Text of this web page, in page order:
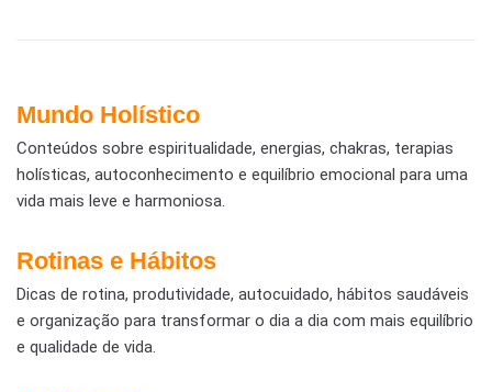
Mundo Holístico
Conteúdos sobre espiritualidade, energias, chakras, terapias
holísticas, autoconhecimento e equilíbrio emocional para uma
vida mais leve e harmoniosa.
Rotinas e Hábitos
Dicas de rotina, produtividade, autocuidado, hábitos saudáveis
e organização para transformar o dia a dia com mais equilíbrio
e qualidade de vida.